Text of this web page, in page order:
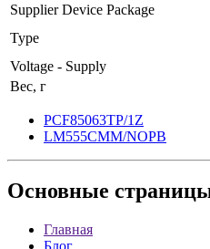
Supplier Device Package
Type
Voltage - Supply
Вес, г
PCF85063TP/1Z
LM555CMM/NOPB
Основные
Главная